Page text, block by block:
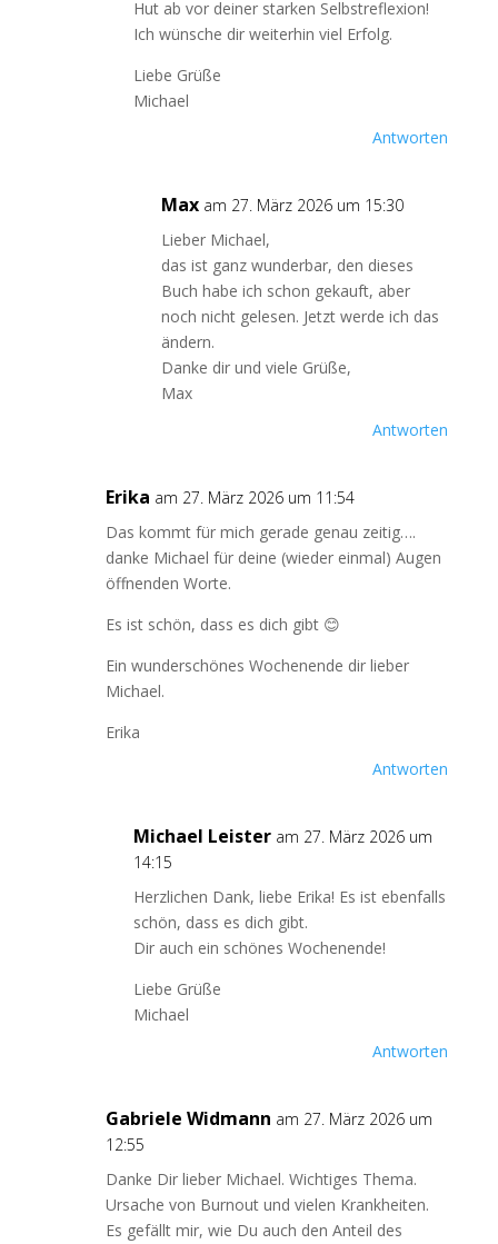
Hut ab vor deiner starken Selbstreflexion!
Ich wünsche dir weiterhin viel Erfolg.
Liebe Grüße
Michael
Antworten
Max am 27. März 2026 um 15:30
Lieber Michael,
das ist ganz wunderbar, den dieses
Buch habe ich schon gekauft, aber
noch nicht gelesen. Jetzt werde ich das
ändern.
Danke dir und viele Grüße,
Max
Antworten
Erika am 27. März 2026 um 11:54
Das kommt für mich gerade genau zeitig….
danke Michael für deine (wieder einmal) Augen
öffnenden Worte.
Es ist schön, dass es dich gibt 😊
Ein wunderschönes Wochenende dir lieber
Michael.
Erika
Antworten
Michael Leister am 27. März 2026 um
14:15
Herzlichen Dank, liebe Erika! Es ist ebenfalls
schön, dass es dich gibt.
Dir auch ein schönes Wochenende!
Liebe Grüße
Michael
Antworten
Gabriele Widmann am 27. März 2026 um
12:55
Danke Dir lieber Michael. Wichtiges Thema.
Ursache von Burnout und vielen Krankheiten.
Es gefällt mir, wie Du auch den Anteil des